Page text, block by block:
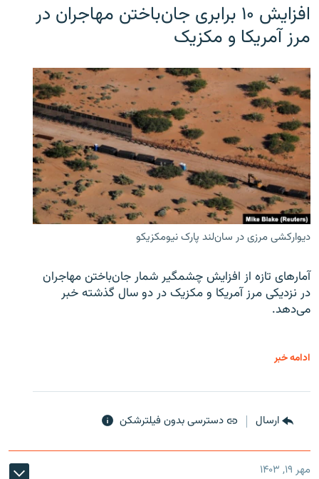
افزایش ۱۰ برابری جان‌باختن مهاجران در
مرز آمریکا و مکزیک
دیوارکشی مرزی در سان‌لند پارک نیومکزیکو
آمارهای تازه از افزایش چشمگیر شمار جان‌باختن مهاجران
در نزدیکی مرز آمریکا و مکزیک در دو سال گذشته خبر
می‌دهد.
ادامه خبر
ارسال دسترسی بدون فیلترشکن
مهر ۱۹, ۱۴۰۳